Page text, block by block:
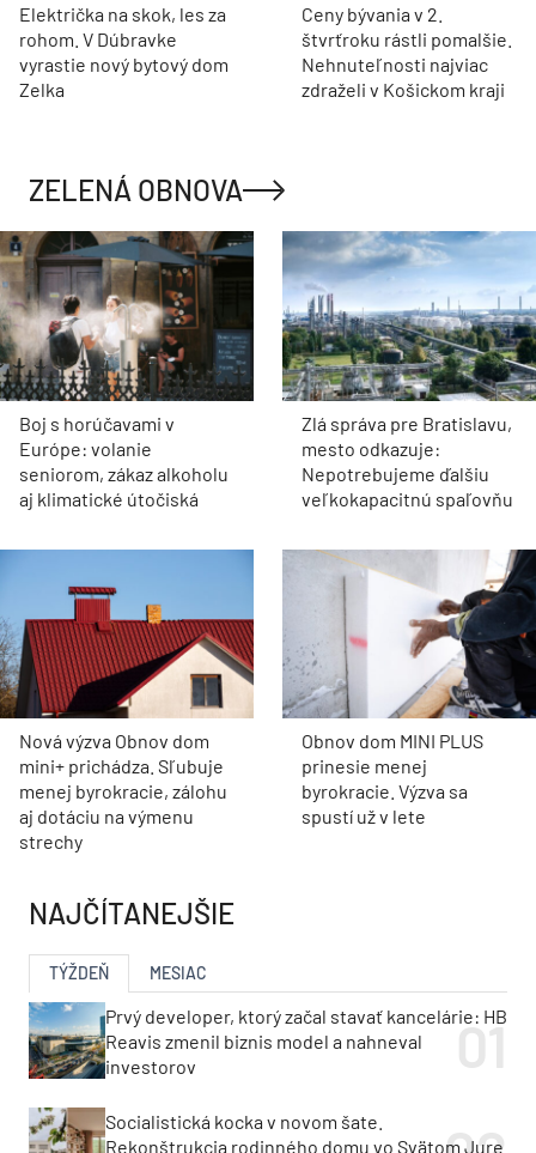
Električka na skok, les za
rohom. V Dúbravke
vyrastie nový bytový dom
Zelka
Ceny bývania v 2.
štvrťroku rástli pomalšie.
Nehnuteľnosti najviac
zdraželi v Košickom kraji
ZELENÁ OBNOVA
Boj s horúčavami v
Európe: volanie
seniorom, zákaz alkoholu
aj klimatické útočiská
Zlá správa pre Bratislavu,
mesto odkazuje:
Nepotrebujeme ďalšiu
veľkokapacitnú spaľovňu
Nová výzva Obnov dom
mini+ prichádza. Sľubuje
menej byrokracie, zálohu
aj dotáciu na výmenu
strechy
Obnov dom MINI PLUS
prinesie menej
byrokracie. Výzva sa
spustí už v lete
NAJČÍTANEJŠIE
TÝŽDEŇ MESIAC
Prvý developer, ktorý začal stavať kancelárie: HB
Reavis zmenil biznis model a nahneval
investorov
Socialistická kocka v novom šate.
Rekonštrukcia rodinného domu vo Svätom Jure